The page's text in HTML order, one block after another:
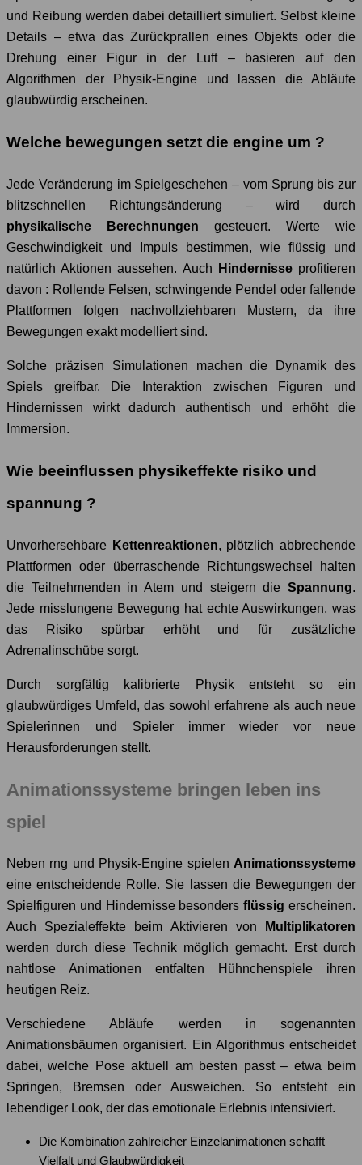
und Reibung werden dabei detailliert simuliert. Selbst kleine
Details – etwa das Zurückprallen eines Objekts oder die
Drehung einer Figur in der Luft – basieren auf den
Algorithmen der Physik-Engine und lassen die Abläufe
glaubwürdig erscheinen.
Welche bewegungen setzt die engine um ?
Jede Veränderung im Spielgeschehen – vom Sprung bis zur
blitzschnellen Richtungsänderung – wird durch
physikalische Berechnungen gesteuert. Werte wie
Geschwindigkeit und Impuls bestimmen, wie flüssig und
natürlich Aktionen aussehen. Auch
Hindernisseprofitieren
davon : Rollende Felsen, schwingende Pendel oder fallende
Plattformen folgen nachvollziehbaren Mustern, da ihre
Bewegungen exakt modelliert sind.
Solche präzisen Simulationen machen die Dynamik des
Spiels greifbar. Die Interaktion zwischen Figuren und
Hindernissen wirkt dadurch authentisch und erhöht die
Immersion.
Wie beeinflussen physikeffekte risiko und
spannung ?
Unvorhersehbare Kettenreaktionen, plötzlich abbrechende
Plattformen oder überraschende Richtungswechsel halten
die Teilnehmenden in Atem und steigern die Spannung.
Jede misslungene Bewegung hat echte Auswirkungen, was
das Risiko spürbar erhöht und für zusätzliche
Adrenalinschübe sorgt.
Durch sorgfältig kalibrierte Physik entsteht so ein
glaubwürdiges Umfeld, das sowohl erfahrene als auch neue
Spielerinnen und Spieler immer wieder vor neue
Herausforderungen stellt.
Animationssysteme bringen leben ins
spiel
Neben rng und Physik-Engine spielen Animationssysteme
eine entscheidende Rolle. Sie lassen die Bewegungen der
Spielfiguren und Hindernisse besondersflüssig erscheinen.
Auch Spezialeffekte beim Aktivieren von
Multiplikatoren
werden durch diese Technik möglich gemacht. Erst durch
nahtlose Animationen entfalten Hühnchenspiele ihren
heutigen Reiz.
Verschiedene Abläufe werden in sogenannten
Animationsbäumen organisiert. Ein Algorithmus entscheidet
dabei, welche Pose aktuell am besten passt – etwa beim
Springen, Bremsen oder Ausweichen. So entsteht ein
lebendiger Look, der das emotionale Erlebnis intensiviert.
Die Kombination zahlreicher Einzelanimationen schafft
Vielfalt und Glaubwürdigkeit